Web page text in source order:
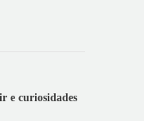
e curiosidades